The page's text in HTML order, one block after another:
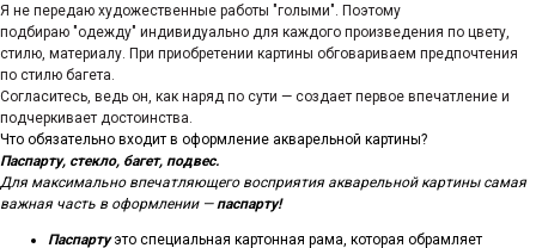
Я не передаю художественные работы "голыми". Поэтому
подбираю "одежду" индивидуально для каждого произведения по цвету,
стилю, материалу. При приобретении картины обговариваем предпочтения
по стилю багета.
Согласитесь, ведь он, как наряд по сути — создает первое впечатление и
подчеркивает достоинства.
Что обязательно входит в оформление акварельной картины?
Паспарту, стекло, багет, подвес.
Для максимально впечатляющего восприятия акварельной картины самая
важная часть в оформлении —паспарту!
Паспартуэто специальная картонная рама, которая обрамляет